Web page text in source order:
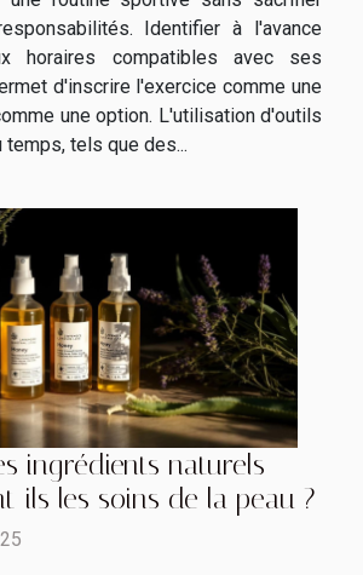
Identifier à l'avance
horaires compatibles avec ses
d'inscrire l'exercice comme une
une option. L'utilisation d'outils
tels que des...
ingrédients naturels
ils les soins de la peau ?